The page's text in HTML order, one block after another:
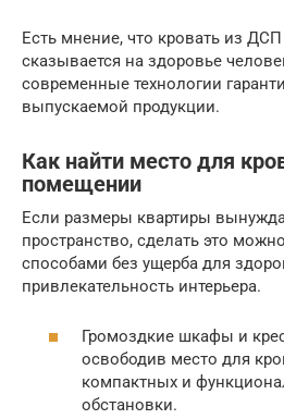
Есть мнение, что кровать из
сказывается на здоровье
современные технологии
выпускаемой продукции.
Как найти место для
помещении
Если размеры квартиры
пространство, сделать это
способами без ущерба для
привлекательность интерьера.
Громоздкие шкафы и
освободив место для
компактных и
обстановки.